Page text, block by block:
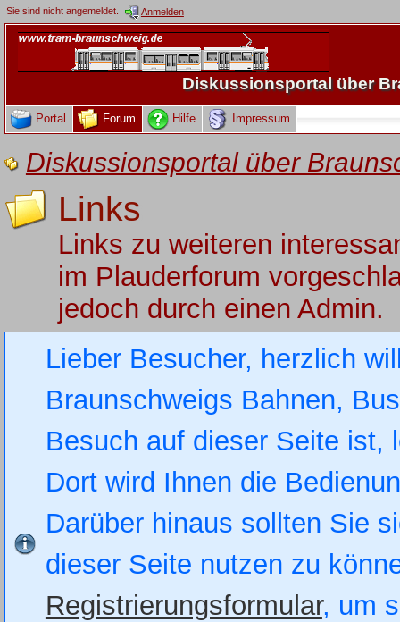
Sie sind nicht angemeldet. Anmelden
Diskussionsportal über
Portal Forum Hilfe Impressum
Diskussionsportal über
Links
Links zu weiteren
im Plauderforum
jedoch durch einen Admin.
Lieber Besucher, herzlich
Braunschweigs Bahnen,
Besuch auf dieser Seite
Dort wird Ihnen die
Darüber hinaus sollten Sie
dieser Seite nutzen zu
Registrierungsformular, um